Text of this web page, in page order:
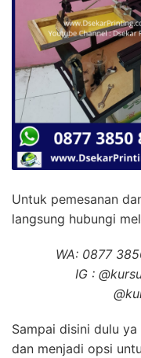
Untuk pemesanan
langsung hubungi
WA: 0877
IG :
Sampai disini dulu
dan menjadi opsi